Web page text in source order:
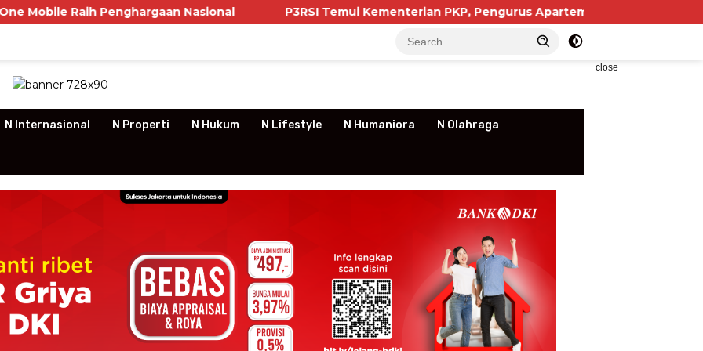
Nasional P3RSI Temui Kementerian PKP, Pengurus Apartemen Soroti Kewajiban NIB yang
close
N Internasional N Properti N Hukum N Lifestyle N Humaniora N Olahraga